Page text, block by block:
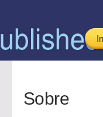
Sobre